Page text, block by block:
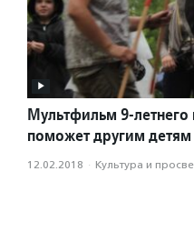
Мультфильм 9-
поможет другим
12.02.2018 · Культура и